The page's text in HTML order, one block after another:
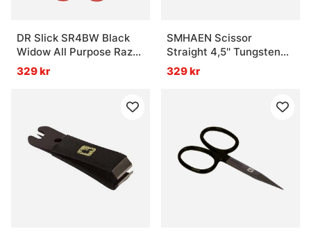
DR Slick SR4BW Black
Widow All Purpose Razor
Scissor 4'' Bent Shaft
Black and Red
329 kr
SMHAEN Scissor
Straight 4,5'' Tungsten
Carbide Heavy Green
329 kr